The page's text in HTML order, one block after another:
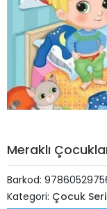
Meraklı
Barkod:
Kategori: Çocuk